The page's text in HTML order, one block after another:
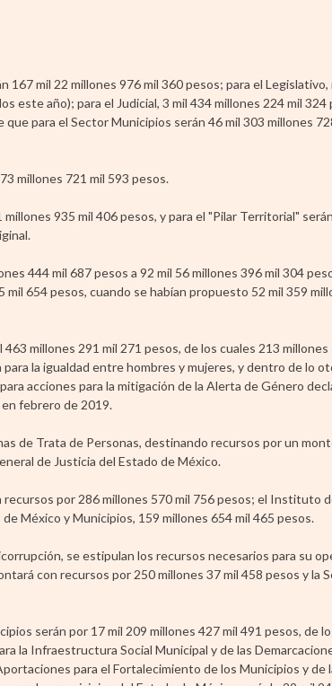
mil 22 millones 976 mil 360 pesos; para el Legislativo,
este año); para el Judicial, 3 mil 434 millones 224 mil 324
para el Sector Municipios serán 46 mil 303 millones
millones 721 mil 593 pesos.
935 mil 406 pesos, y para el "Pilar Territorial"
444 mil 687 pesos a 92 mil 56 millones 396 mil 304
654 pesos, cuando se habían propuesto 52 mil 359
millones 291 mil 271 pesos, de los cuales 213
la igualdad entre hombres y mujeres, y dentro de lo
acciones para la mitigación de la Alerta de Género
febrero de 2019.
de Trata de Personas, destinando recursos por un
de Justicia del Estado de México.
por 286 millones 570 mil 756 pesos; el Instituto
México y Municipios, 159 millones 654 mil 465 pesos.
se estipulan los recursos necesarios para su
con recursos por 250 millones 37 mil 458 pesos y la
serán por 17 mil 209 millones 427 mil 491 pesos, de
la Infraestructura Social Municipal y de las
para el Fortalecimiento de los Municipios y de